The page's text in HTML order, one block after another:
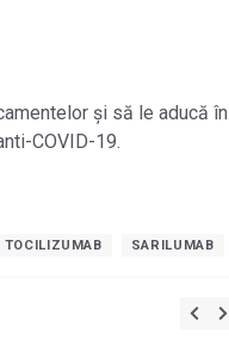
şi să le aducă în
COVID-19.
TOCILIZUMAB SARILUMAB